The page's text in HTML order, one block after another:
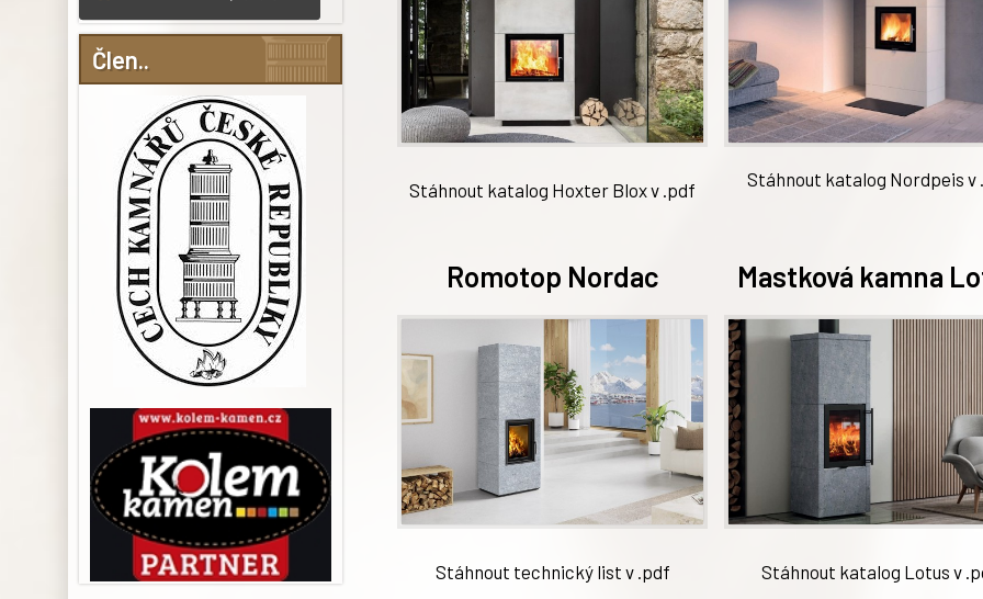
Člen..
Stáhnout katalog Hoxter Blox v .pdf Stáhnout katalog Nordpeis v
Romotop Nordac
Stáhnout technický list v .pdf
Mastková kamna
Stáhnout katalog Lotus v